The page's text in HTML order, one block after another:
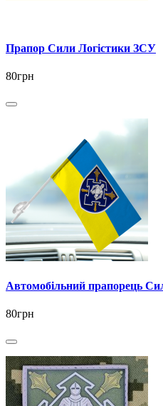
Прапор Сили Логістики ЗСУ
80грн
Автомобільний прапорець
80грн